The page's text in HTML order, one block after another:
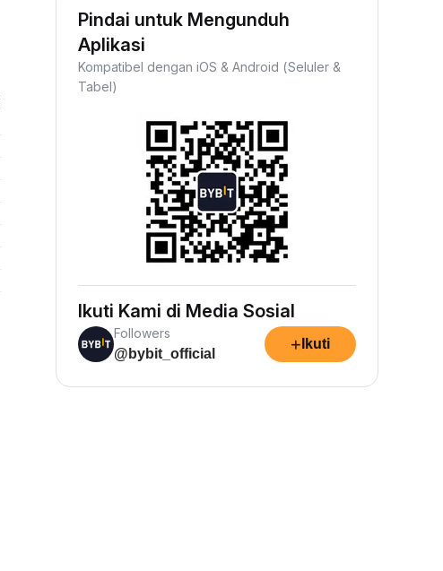
Pindai untuk Mengunduh
Aplikasi
Kompatibel dengan iOS & Android (Seluler &
Tabel)
Ikuti Kami di Media Sosial
Followers
@bybit_official
+ Ikuti